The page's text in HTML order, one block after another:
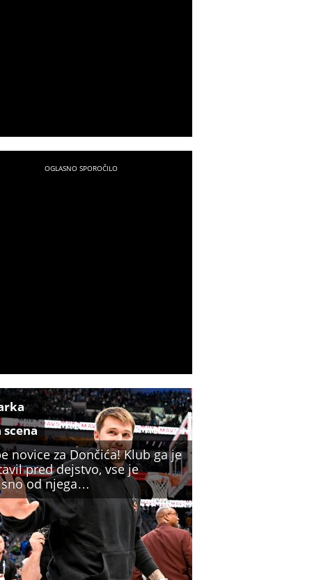
novice za Dončića! Klub ga je
pred dejstvo, vse je
od njega…
scena